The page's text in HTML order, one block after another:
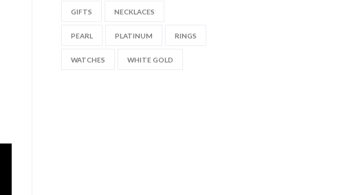
GIFTS NECKLACES
PEARL PLATINUM RINGS
WATCHES WHITE GOLD